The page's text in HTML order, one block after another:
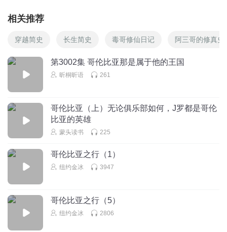
相关推荐
穿越简史 长生简史 毒哥修仙日记 阿三哥的修真史
第3002集 哥伦比亚那是属于他的王国
昕桐昕语 261
哥伦比亚（上）无论俱乐部如何，J罗都是哥伦
比亚的英雄
蒙头读书 225
哥伦比亚之行（1）
纽约金冰 3947
哥伦比亚之行（5）
纽约金冰 2806